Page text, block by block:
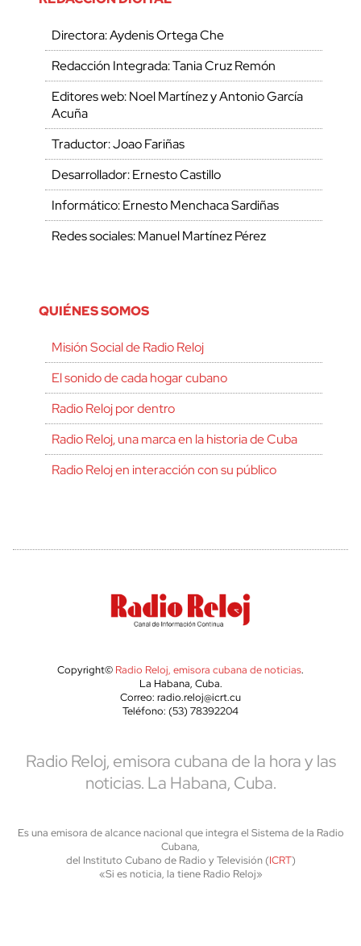
Directora: Aydenis Ortega Che
Redacción Integrada: Tania Cruz Remón
Editores web: Noel Martínez y Antonio García
Acuña
Traductor: Joao Fariñas
Desarrollador: Ernesto Castillo
Informático: Ernesto Menchaca Sardiñas
Redes sociales: Manuel Martínez Pérez
QUIÉNES SOMOS
Misión Social de Radio Reloj
El sonido de cada hogar cubano
Radio Reloj por dentro
Radio Reloj, una marca en la historia de Cuba
Radio Reloj en interacción con su público
Copyright© Radio Reloj, emisora cubana de noticias.
La Habana, Cuba.
Correo: radio.reloj@icrt.cu
Teléfono: (53) 78392204
Radio Reloj, emisora cubana de la hora y las
noticias. La Habana, Cuba.
Es una emisora de alcance nacional que integra el Sistema de la Radio
Cubana,
del Instituto Cubano de Radio y Televisión (ICRT)
«Si es noticia, la tiene Radio Reloj»